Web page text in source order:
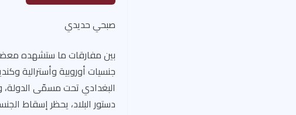
صبحي حديدي
بين مفارقات ما ستشهده
جنسيات أوروبية وأسترالية
البغدادي تحت مسمّى الدولة،
دستور البلاد، يحظر إسقاط